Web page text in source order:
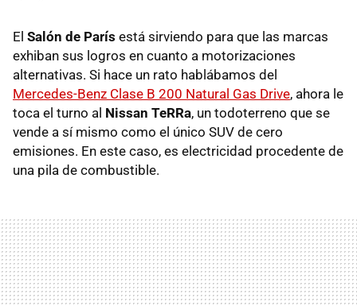
El Salón de París está sirviendo para que las marcas
exhiban sus logros en cuanto a motorizaciones
alternativas. Si hace un rato hablábamos del
Mercedes-Benz Clase B 200 Natural Gas Drive, ahora le
toca el turno al Nissan TeRRa, un todoterreno que se
vende a sí mismo como el único SUV de cero
emisiones. En este caso, es electricidad procedente de
una pila de combustible.